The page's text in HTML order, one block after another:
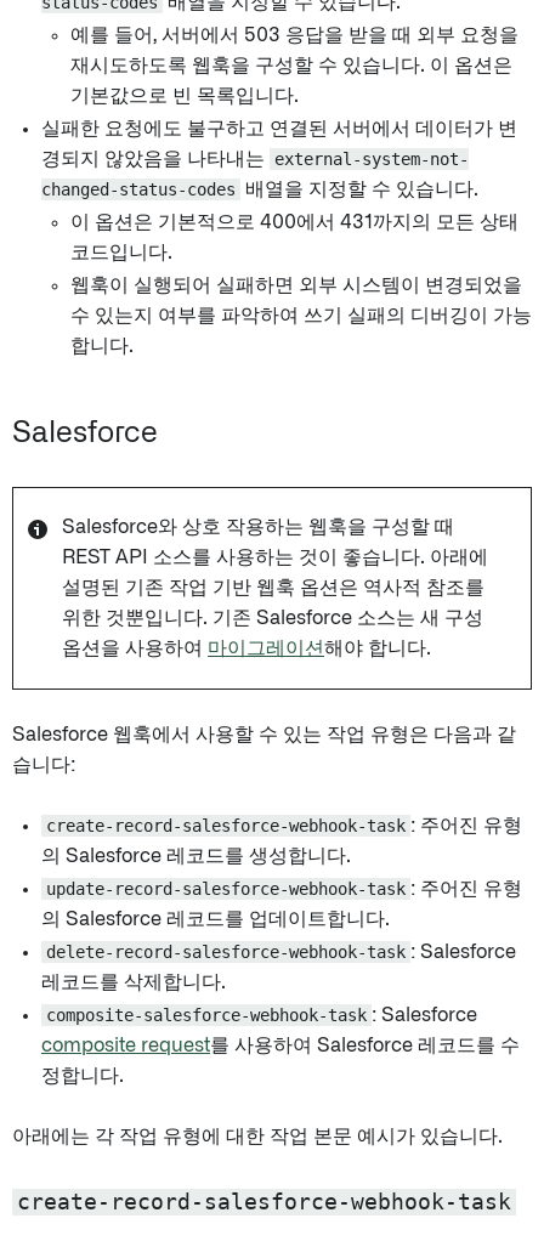
예를 들어, 서버에서 503 응답을 받을 때 외부 요청을
재시도하도록 웹훅을 구성할 수 있습니다. 이 옵션은
기본값으로 빈 목록입니다.
실패한 요청에도 불구하고 연결된 서버에서 데이터가 변
경되지 않았음을 나타내는
external-system-not-
changed-status-codes
배열을 지정할 수 있습니다.
이 옵션은 기본적으로 400에서 431까지의 모든 상태
코드입니다.
웹훅이 실행되어 실패하면 외부 시스템이 변경되었을
수 있는지 여부를 파악하여 쓰기 실패의 디버깅이 가능
합니다.
Salesforce
Salesforce와 상호 작용하는 웹훅을 구성할 때
REST API 소스를 사용하는 것이 좋습니다. 아래에
설명된 기존 작업 기반 웹훅 옵션은 역사적 참조를
위한 것뿐입니다. 기존 Salesforce 소스는 새 구성
옵션을 사용하여 마이그레이션해야 합니다.
Salesforce 웹훅에서 사용할 수 있는 작업 유형은 다음과 같
습니다:
create-record-salesforce-webhook-task : 주어진 유형
의 Salesforce 레코드를 생성합니다.
update-record-salesforce-webhook-task : 주어진 유형
의 Salesforce 레코드를 업데이트합니다.
delete-record-salesforce-webhook-task : Salesforce
레코드를 삭제합니다.
composite-salesforce-webhook-task : Salesforce
composite request를 사용하여 Salesforce 레코드를 수
정합니다.
아래에는 각 작업 유형에 대한 작업 본문 예시가 있습니다.
create-record-salesforce-webhook-task